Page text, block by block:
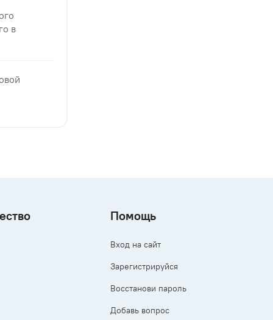
в
Помощь
Вход на сайт
Зарегистрируйся
Восстанови пароль
Добавь вопрос